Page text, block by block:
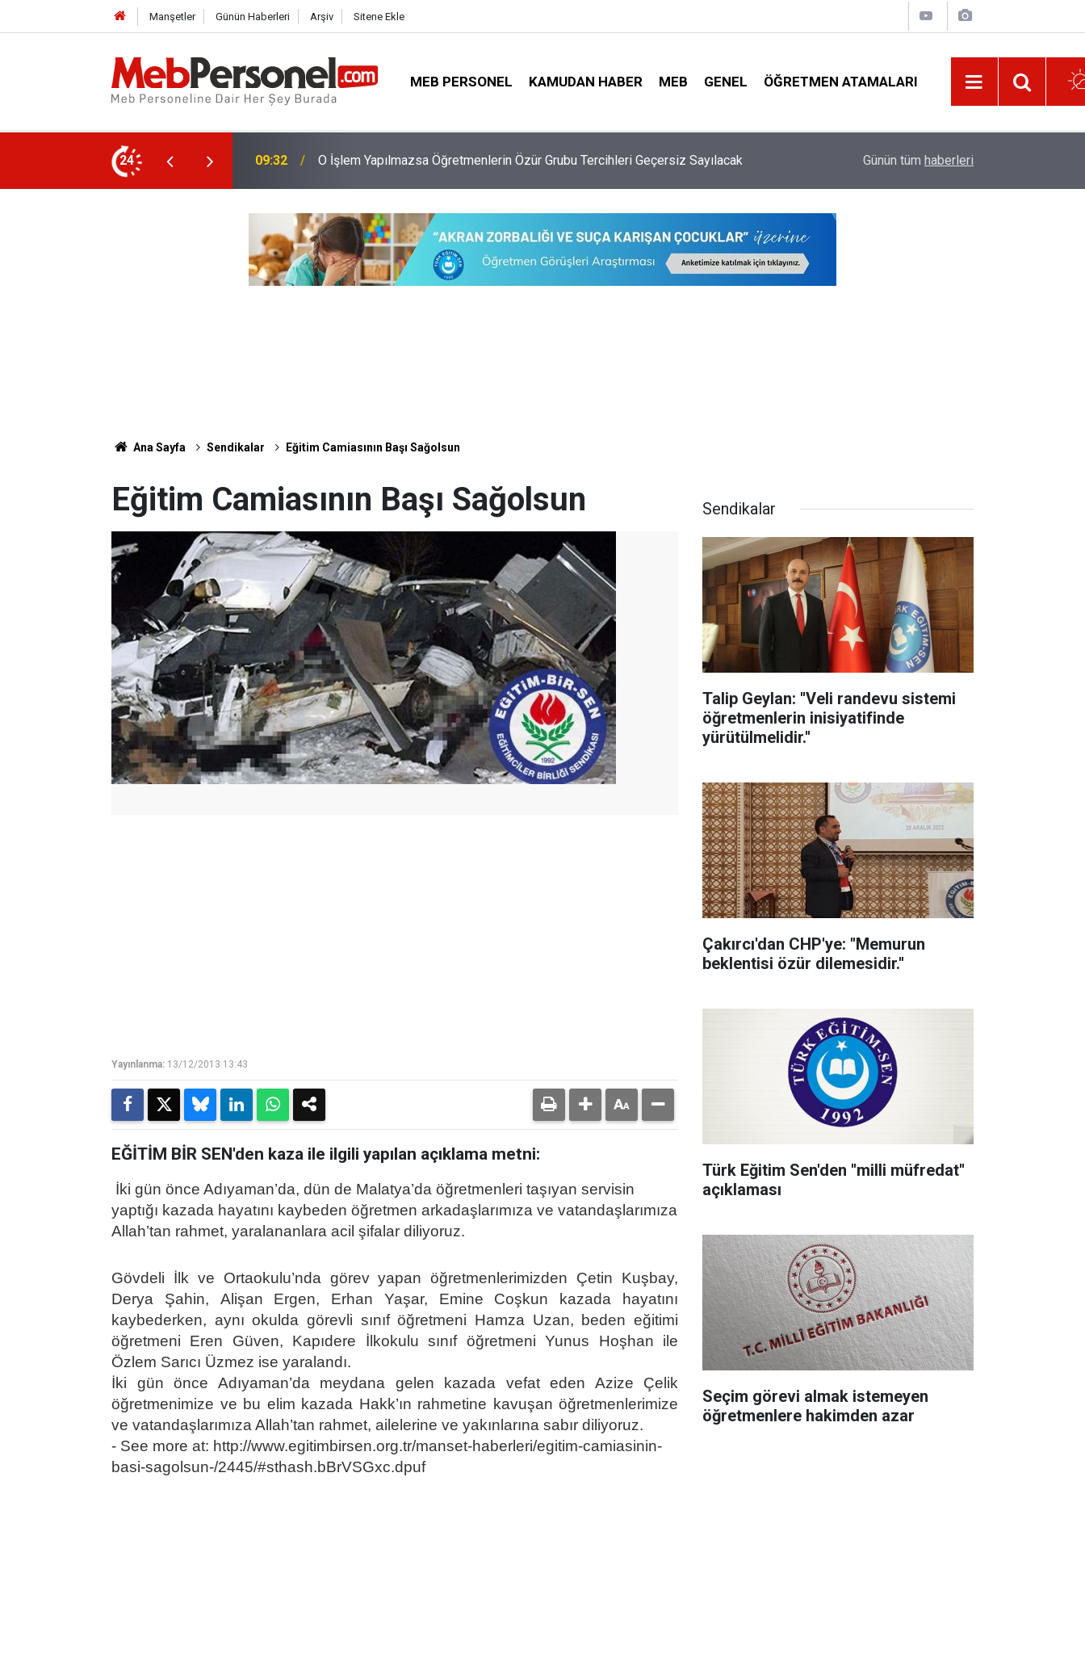
Manşetler Günün Haberleri Arşiv Sitene Ekle
MEB PERSONEL KAMUDAN HABER MEB GENEL ÖĞRETMEN ATAMALARI
24
Özür Grubu Tercihleri Geçersiz Sayılacak 09:01 Zincirleme Kazada 6 Öğretmen Yaralandı Lise Mezunu 3.250 Kişilik Polis Alımı İçin
Günün tüm haberleri
Ana Sayfa Sendikalar Eğitim Camiasının Başı Sağolsun
Eğitim Camiasının Başı Sağolsun
Yayınlanma: 13/12/2013 13:43
EĞİTİM BİR SEN'den kaza ile ilgili yapılan açıklama metni:
İki gün önce Adıyaman’da, dün de Malatya’da öğretmenleri taşıyan servisin
yaptığı kazada hayatını kaybeden öğretmen arkadaşlarımıza ve vatandaşlarımıza
Allah’tan rahmet, yaralananlara acil şifalar diliyoruz.
Gövdeli İlk ve Ortaokulu’nda görev yapan öğretmenlerimizden Çetin Kuşbay,
Derya Şahin, Alişan Ergen, Erhan Yaşar, Emine Coşkun kazada hayatını
kaybederken, aynı okulda görevli sınıf öğretmeni Hamza Uzan, beden eğitimi
öğretmeni Eren Güven, Kapıdere İlkokulu sınıf öğretmeni Yunus Hoşhan ile
Özlem Sarıcı Üzmez ise yaralandı.
İki gün önce Adıyaman’da meydana gelen kazada vefat eden Azize Çelik
öğretmenimize ve bu elim kazada Hakk’ın rahmetine kavuşan öğretmenlerimize
ve vatandaşlarımıza Allah’tan rahmet, ailelerine ve yakınlarına sabır diliyoruz.
- See more at: http://www.egitimbirsen.org.tr/manset-haberleri/egitim-camiasinin-
basi-sagolsun-/2445/#sthash.bBrVSGxc.dpuf
Sendikalar
Talip Geylan: ''Veli randevu sistemi
öğretmenlerin inisiyatifinde
yürütülmelidir.''
Çakırcı'dan CHP'ye: ''Memurun
beklentisi özür dilemesidir.''
Türk Eğitim Sen'den ''milli müfredat''
açıklaması
Seçim görevi almak istemeyen
öğretmenlere hakimden azar